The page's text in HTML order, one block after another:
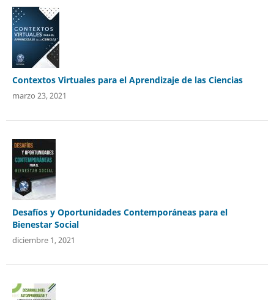
Contextos Virtuales para el Aprendizaje de las Ciencias
marzo 23, 2021
Desafíos y Oportunidades Contemporáneas para el
Bienestar Social
diciembre 1, 2021